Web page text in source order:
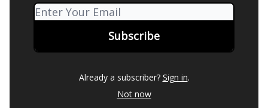
Already a subscriber? Sign in.
Not now